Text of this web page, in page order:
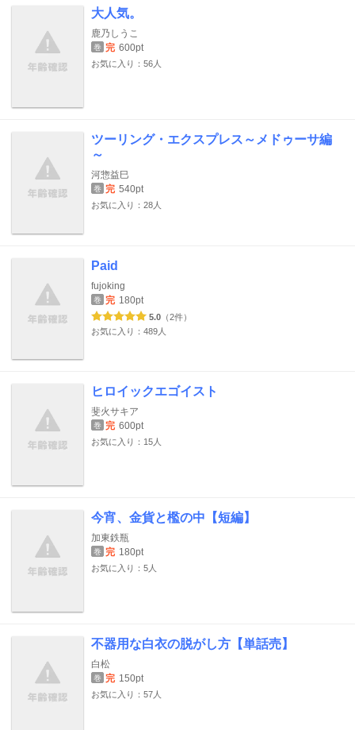
大人気。
鹿乃しうこ
巻 完 600pt
お気に入り：56人
ツーリング・エクスプレス～メドゥーサ編
～
河惣益巳
巻 完 540pt
お気に入り：28人
Paid
fujoking
巻 完 180pt
5.0 （2件）
お気に入り：489人
ヒロイックエゴイスト
斐火サキア
巻 完 600pt
お気に入り：15人
今宵、金貨と檻の中【短編】
加東鉄瓶
巻 完 180pt
お気に入り：5人
不器用な白衣の脱がし方【単話売】
白松
巻 完 150pt
お気に入り：57人